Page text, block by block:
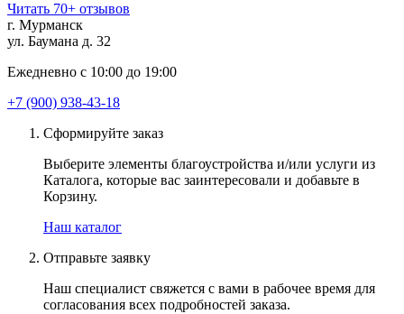
Читать 70+ отзывов
г. Мурманск
ул. Баумана д. 32
Ежедневно с 10:00 до 19:00
+7 (900) 938-43-18
Сформируйте заказ
Выберите элементы благоустройства и/или услуги из
Каталога, которые вас заинтересовали и добавьте в
Корзину.
Наш каталог
Отправьте заявку
Наш специалист свяжется с вами в рабочее время для
согласования всех подробностей заказа.